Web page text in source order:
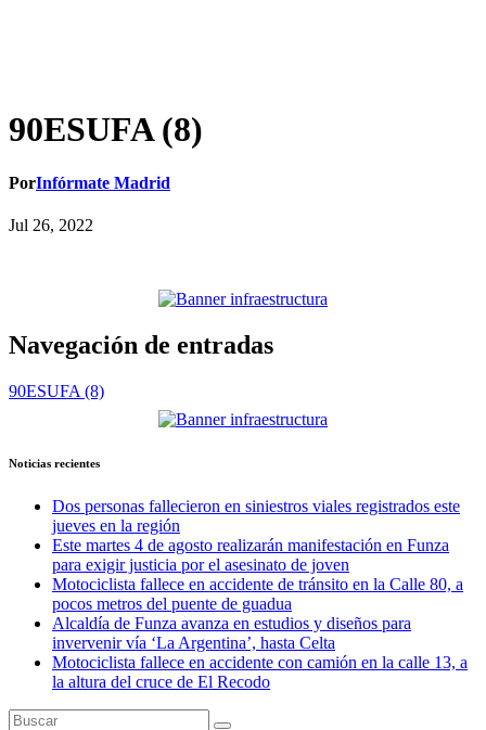
90ESUFA (8)
PorInfórmate Madrid
Jul 26, 2022
Navegación de entradas
90ESUFA (8)
Noticias recientes
Dos personas fallecieron en siniestros viales registrados este
jueves en la región
Este martes 4 de agosto realizarán manifestación en Funza
para exigir justicia por el asesinato de joven
Motociclista fallece en accidente de tránsito en la Calle 80, a
pocos metros del puente de guadua
Alcaldía de Funza avanza en estudios y diseños para
invervenir vía ‘La Argentina’, hasta Celta
Motociclista fallece en accidente con camión en la calle 13, a
la altura del cruce de El Recodo